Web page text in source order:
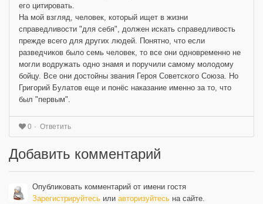
его цитировать.
На мой взгляд, человек, который ищет в жизни
справедливости "для себя", должен искать справедливость
прежде всего для других людей. Понятно, что если
разведчиков было семь человек, то все они одновременно не
могли водружать одно знамя и поручили самому молодому
бойцу. Все они достойны звания Героя Советского Союза. Но
Григорий Булатов еще и понёс наказание именно за то, что
был "первым".
0 Ответить
Добавить комментарий
Опубликовать комментарий от имени гостя
Зарегистрируйтесь или авторизуйтесь на сайте.